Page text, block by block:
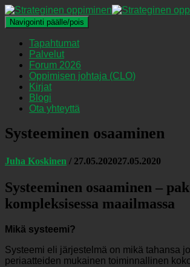
Navigointi päälle/pois
Tapahtumat
Palvelut
Forum 2026
Oppimisen johtaja (CLO)
Kirjat
Blogi
Ota yhteyttä
Systeeminen osaaminen
Juha Koskinen / 27.05.202027.05.2020
Systeeminen osaaminen –
kompleksisessa maailmassa
Mikä systeemi?
Systeemi eli järjestelmä on mikä tahansa
periaatteiden mukainen toiminnallinen